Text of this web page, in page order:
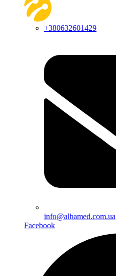
+380632601429
info@albamed.com.ua
Facebook